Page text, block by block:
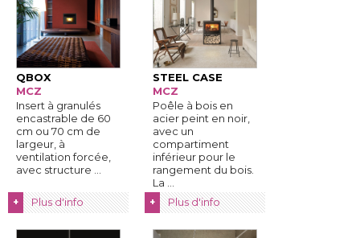
QBOX
MCZ
Insert à granulés
encastrable de 60
cm ou 70 cm de
largeur, à
ventilation forcée,
avec structure ...
+ Plus d'info
STEEL CASE
MCZ
Poêle à bois en
acier peint en noir,
avec un
compartiment
inférieur pour le
rangement du bois.
La ...
+ Plus d'info